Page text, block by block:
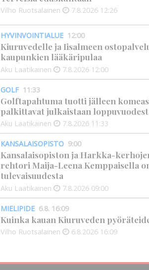
Vilho Ruotsalainen 7.8.2026 12:26
HYVINVOINTIALUE 12:00
Kiuruvedelle ja Iisalmeen
kaupunkien lääkäripulaa
Aku Laatikainen 7.8.2026 12:00
GOLF 11:33
Golftapahtuma tuotti jälleen
palkittavat julkaistaan
Aku Laatikainen 7.8.2026 11:33
KANSALAISOPISTO 9:00
Kansalaisopiston ja Harkka-
rehtori Maija-Leena Kemppaisella
tulevaisuudesta
Aku Laatikainen 7.8.2026 09:00
MIELIPIDE 6.8. 16:09
Kuinka kauan Kiuruveden
Vilho Ruotsalainen 6.8.2026 16:09